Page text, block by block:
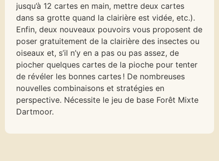
jusqu’à 12 cartes en main, mettre deux cartes
dans sa grotte quand la clairière est vidée, etc.).
Enfin, deux nouveaux pouvoirs vous proposent de
poser gratuitement de la clairière des insectes ou
oiseaux et, s’il n’y en a pas ou pas assez, de
piocher quelques cartes de la pioche pour tenter
de révéler les bonnes cartes ! De nombreuses
nouvelles combinaisons et stratégies en
perspective. Nécessite le jeu de base Forêt Mixte
Dartmoor.